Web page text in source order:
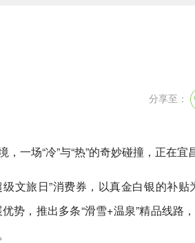
分享至：
一场“冷”与“热”的奇妙碰撞，正在宜
文旅日”消费券，以真金白银的补
，推出多条“滑雪+温泉”精品线路